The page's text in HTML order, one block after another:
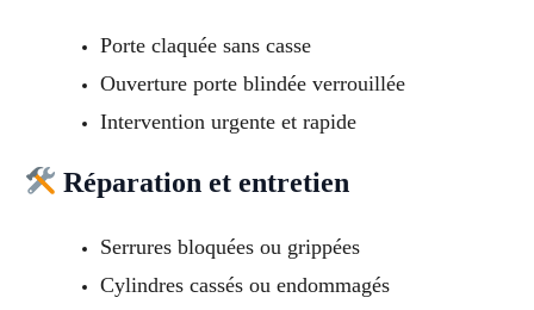
Porte claquée sans casse
Ouverture porte blindée verrouillée
Intervention urgente et rapide
Réparation et entretien
Serrures bloquées ou grippées
Cylindres cassés ou endommagés